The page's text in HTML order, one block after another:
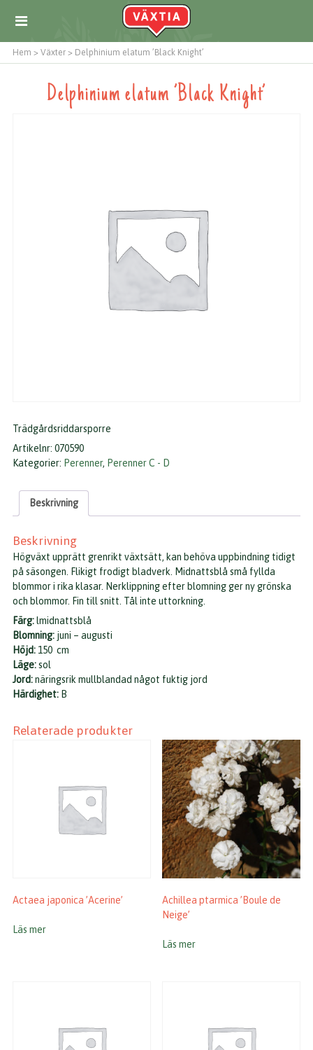
Hem > Växter > Delphinium elatum ’Black Knight’
Delphinium elatum ’Black Knight’
Trädgårdsriddarsporre
Artikelnr: 070590
Kategorier: Perenner, Perenner C - D
Beskrivning
Beskrivning
Högväxt upprätt grenrikt växtsätt, kan behöva uppbindning tidigt
på säsongen. Flikigt frodigt bladverk. Midnattsblå små fyllda
blommor i rika klasar. Nerklippning efter blomning ger ny grönska
och blommor. Fin till snitt. Tål inte uttorkning.
Färg: lmidnattsblå
Blomning: juni – augusti
Höjd: 150 cm
Läge:sol
Jord:näringsrik mullblandad något fuktig jord
Härdighet: B
Relaterade produkter
Actaea japonica ’Acerine’
Läs mer
Achillea ptarmica ’Boule de
Neige’
Läs mer